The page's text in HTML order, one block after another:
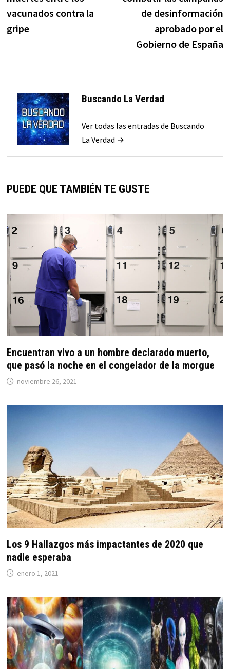
entradas
vacunados contra la
gripe
de desinformación
aprobado por el
Gobierno de España
Buscando La Verdad
Ver todas las entradas de Buscando
La Verdad →
PUEDE QUE TAMBIÉN TE GUSTE
Encuentran vivo a un hombre declarado muerto,
que pasó la noche en el congelador de la morgue
noviembre 26, 2021
Los 9 Hallazgos más impactantes de 2020 que
nadie esperaba
enero 1, 2021